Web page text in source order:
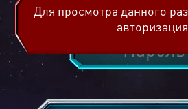
Для просмотра данного